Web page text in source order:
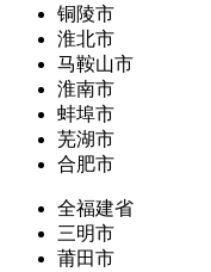
铜陵市
淮北市
马鞍山市
淮南市
蚌埠市
芜湖市
合肥市
全福建省
三明市
莆田市